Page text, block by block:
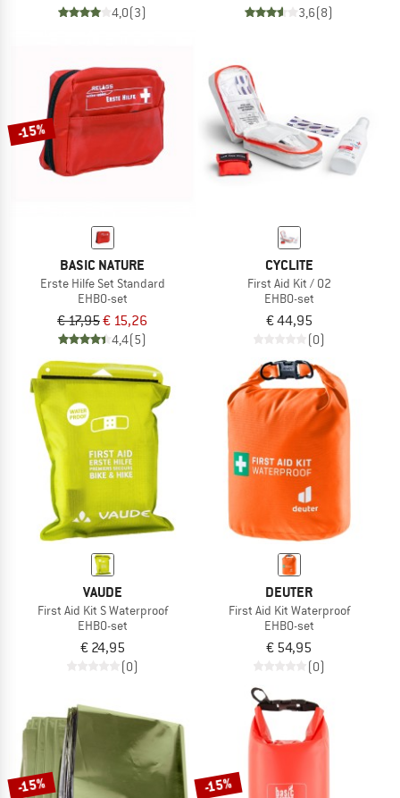
4,0(3) 3,6(8)
-15%
BASIC NATURE
Erste Hilfe Set Standard
EHBO-set
€ 17,95€ 15,26
4,4(5)
CYCLITE
First Aid Kit / 02
EHBO-set
€ 44,95
(0)
VAUDE
First Aid Kit S Waterproof
EHBO-set
€ 24,95
(0)
DEUTER
First Aid Kit Waterproof
EHBO-set
€ 54,95
(0)
-15% -15%